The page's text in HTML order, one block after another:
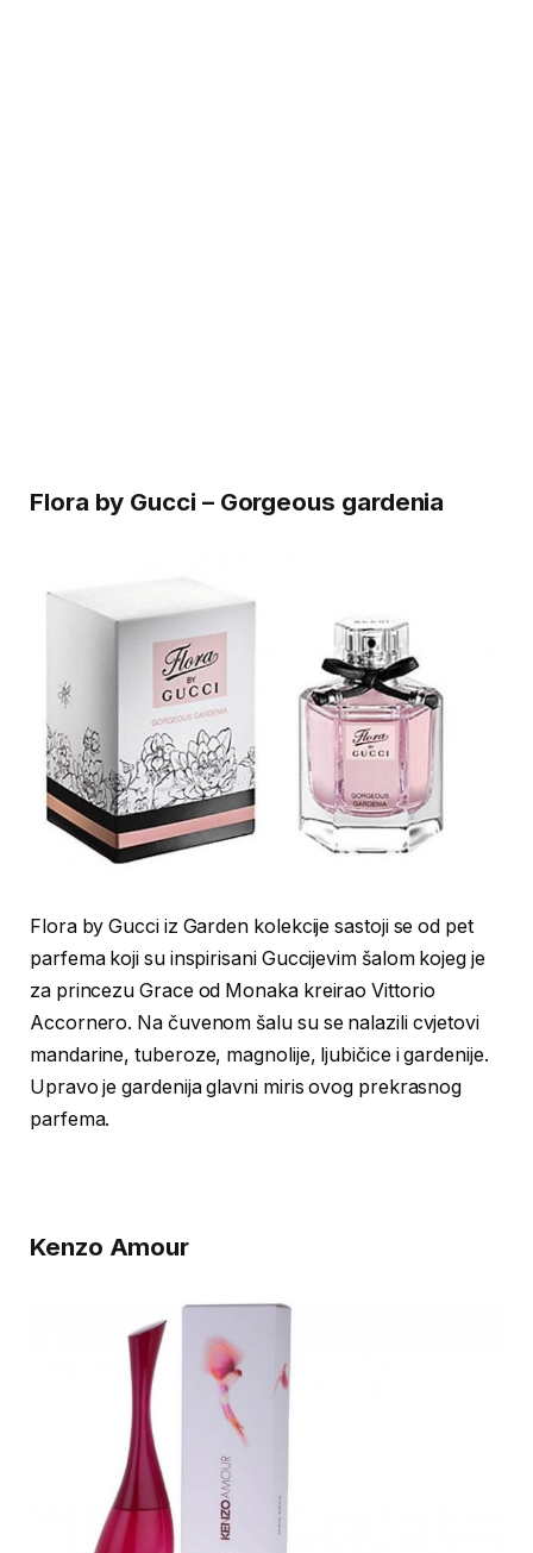
Flora by Gucci – Gorgeous gardenia
Flora by Gucci iz Garden kolekcije sastoji se od pet
parfema koji su inspirisani Guccijevim šalom kojeg je
za princezu Grace od Monaka kreirao Vittorio
Accornero. Na čuvenom šalu su se nalazili cvjetovi
mandarine, tuberoze, magnolije, ljubičice i gardenije.
Upravo je gardenija glavni miris ovog prekrasnog
parfema.
Kenzo Amour